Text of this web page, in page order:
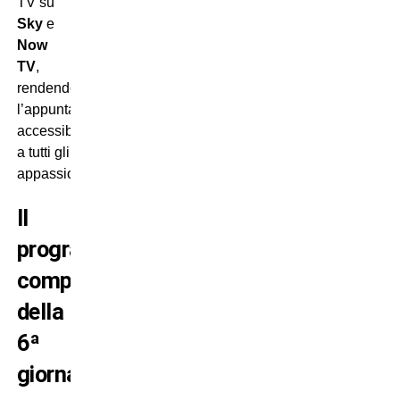
Skye
Now
TV,
rendendo
l’appuntamento
accessibile
a tutti gli
appassionati.
Il
programma
completo
della
6ª
giornata